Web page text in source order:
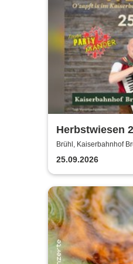
Herbstwiesen
Partymander
Kaiserbahnhof
Brühl, Kaiserbahnhof
25.09.2026